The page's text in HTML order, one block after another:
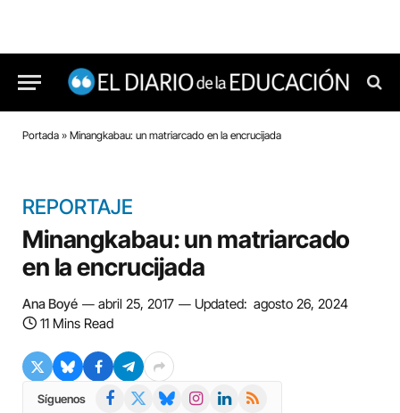
Portada » Minangkabau: un matriarcado en la encrucijada
REPORTAJE
Minangkabau: un matriarcado
en la encrucijada
Ana Boyé abril 25, 2017 Updated: agosto 26, 2024
11 Mins Read
Síguenos Facebook BlueskyInstagramLinkedIn
RSS